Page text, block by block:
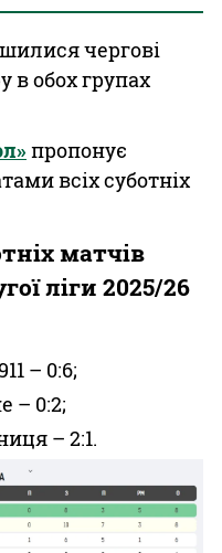
чергові
в обох групах
пропонує
всіх суботніх
матчів
ліги 2025/26
– 0:6;
– 0:2;
– 2:1.